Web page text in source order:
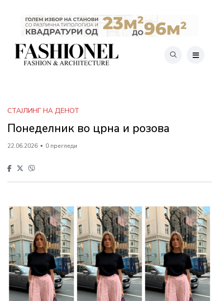
СТАЈЛИНГ НА ДЕНОТ
Понеделник во црна и розова
22.06.2026 0 прегледи